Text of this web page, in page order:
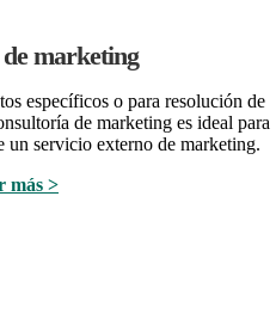
marketing
específicos o para resolución de
de marketing es ideal para
un servicio externo de marketing.
más >